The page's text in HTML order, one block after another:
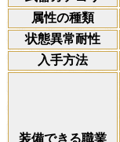
属性の種類
状態異常耐性
入手方法
装備できる職業